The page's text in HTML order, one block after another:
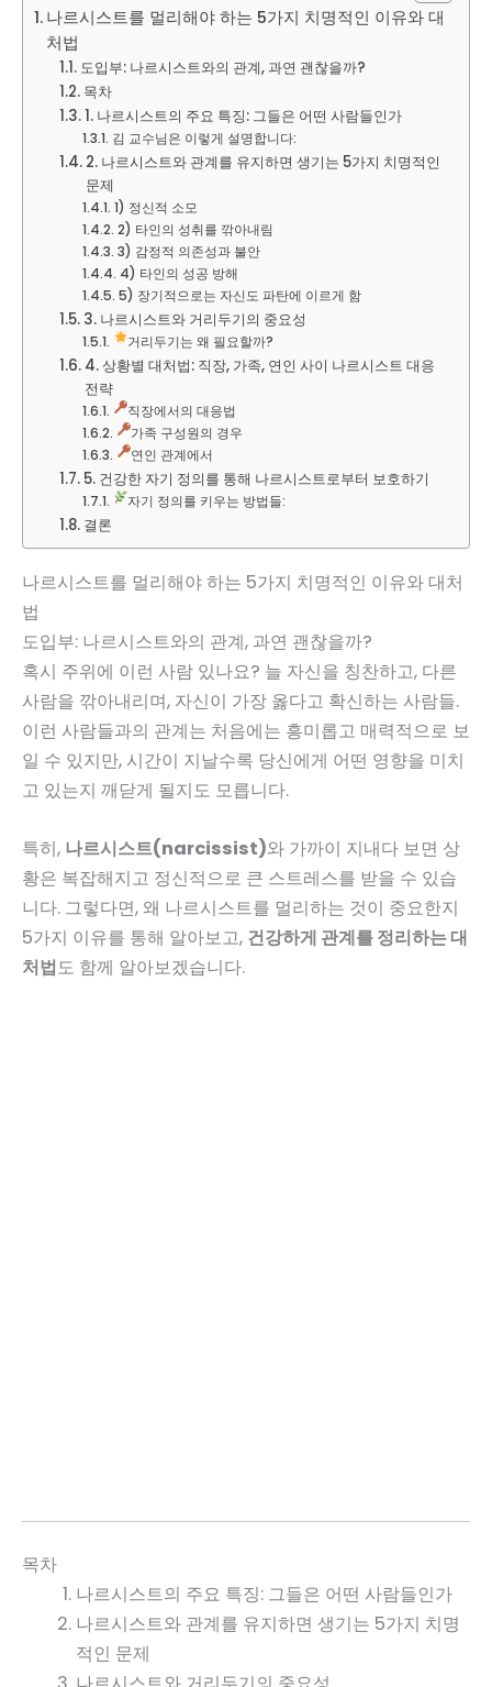
나르시스트를 멀리해야 하는 5가지 치명적인 이유와 대
처법
도입부: 나르시스트와의 관계, 과연 괜찮을까?
목차
1. 나르시스트의 주요 특징: 그들은 어떤 사람들인가
김 교수님은 이렇게 설명합니다:
2. 나르시스트와 관계를 유지하면 생기는 5가지 치명적인
문제
1) 정신적 소모
2) 타인의 성취를 깎아내림
3) 감정적 의존성과 불안
4) 타인의 성공 방해
5) 장기적으로는 자신도 파탄에 이르게 함
3. 나르시스트와 거리두기의 중요성
거리두기는 왜 필요할까?
4. 상황별 대처법: 직장, 가족, 연인 사이 나르시스트 대응
전략
직장에서의 대응법
가족 구성원의 경우
연인 관계에서
5. 건강한 자기 정의를 통해 나르시스트로부터 보호하기
자기 정의를 키우는 방법들:
결론
나르시스트를 멀리해야 하는 5가지 치명적인 이유와 대처
법
도입부: 나르시스트와의 관계, 과연 괜찮을까?
혹시 주위에 이런 사람 있나요? 늘 자신을 칭찬하고, 다른
사람을 깎아내리며, 자신이 가장 옳다고 확신하는 사람들.
이런 사람들과의 관계는 처음에는 흥미롭고 매력적으로 보
일 수 있지만, 시간이 지날수록 당신에게 어떤 영향을 미치
고 있는지 깨닫게 될지도 모릅니다.
특히, 나르시스트(narcissist)와 가까이 지내다 보면 상
황은 복잡해지고 정신적으로 큰 스트레스를 받을 수 있습
니다. 그렇다면, 왜 나르시스트를 멀리하는 것이 중요한지
5가지 이유를 통해 알아보고, 건강하게 관계를 정리하는 대
처법도 함께 알아보겠습니다.
목차
나르시스트의 주요 특징: 그들은 어떤 사람들인가
나르시스트와 관계를 유지하면 생기는 5가지 치명
적인 문제